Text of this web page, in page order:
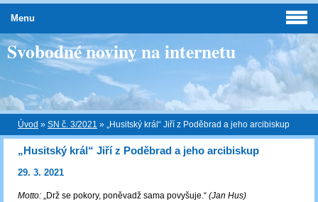
Svobodné noviny na internetu
Úvod » SN č. 3/2021 » „Husitský král“ Jiří z Poděbrad a jeho arcibiskup
„Husitský král“ Jiří z Poděbrad a jeho arcibiskup
29. 3. 2021
Motto: „Drž se pokory, poněvadž sama povyšuje.“ (Jan Hus)
Menu